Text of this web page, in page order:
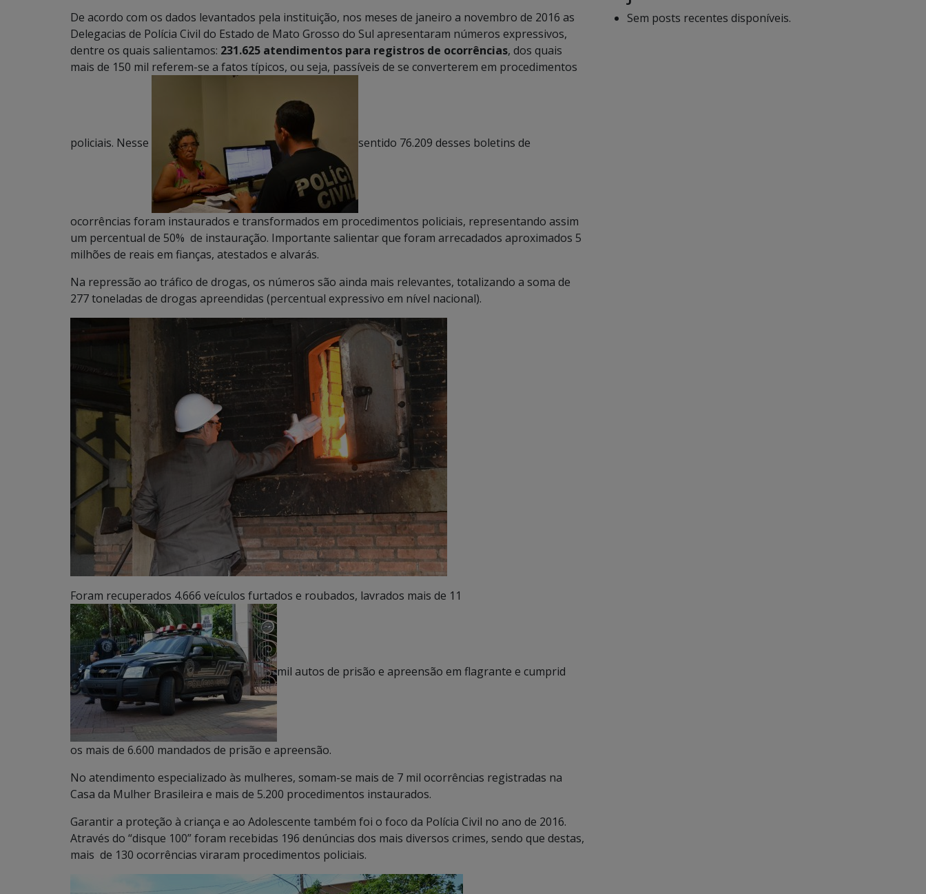
De acordo com os dados levantados pela instituição, nos meses de janeiro a novembro de 2016 as
Delegacias de Polícia Civil do Estado de Mato Grosso do Sul apresentaram números expressivos,
dentre os quais salientamos: 231.625 atendimentos para registros de ocorrências, dos quais
mais de 150 mil referem-se a fatos típicos, ou seja, passíveis de se converterem em procedimentos
policiais. Nesse sentido 76.209 desses boletins de
ocorrências foram instaurados e transformados em procedimentos policiais, representando assim
um percentual de 50% de instauração. Importante salientar que foram arrecadados aproximados 5
milhões de reais em fianças, atestados e alvarás.
Na repressão ao tráfico de drogas, os números são ainda mais relevantes, totalizando a soma de
277 toneladas de drogas apreendidas (percentual expressivo em nível nacional).
Foram recuperados 4.666 veículos furtados e roubados, lavrados mais de 11
mil autos de prisão e apreensão em flagrante e cumprid
os mais de 6.600 mandados de prisão e apreensão.
No atendimento especializado às mulheres, somam-se mais de 7 mil ocorrências registradas na
Casa da Mulher Brasileira e mais de 5.200 procedimentos instaurados.
Garantir a proteção à criança e ao Adolescente também foi o foco da Polícia Civil no ano de 2016.
Através do “disque 100” foram recebidas 196 denúncias dos mais diversos crimes, sendo que destas,
mais de 130 ocorrências viraram procedimentos policiais.
Sem posts recentes disponíveis.